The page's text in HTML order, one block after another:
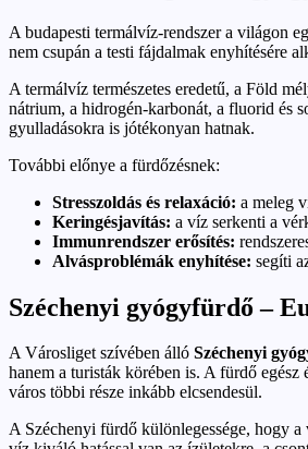
A budapesti termálvíz-rendszer a világon
nem csupán a testi fájdalmak enyhítésére
A termálvíz természetes eredetű, a Föld
nátrium, a hidrogén-karbonát, a fluorid és
gyulladásokra is jótékonyan hatnak.
További előnye a fürdőzésnek:
Stresszoldás és relaxáció: a meleg
Keringésjavítás: a víz serkenti a
Immunrendszer erősítés:
Alvásproblémák enyhítése: segíti
Széchenyi gyógyfürdő –
A Városliget szívében álló Széchenyi
hanem a turisták körében is. A fürdő
város többi része inkább elcsendesül.
A Széchenyi fürdő különlegessége, hogy